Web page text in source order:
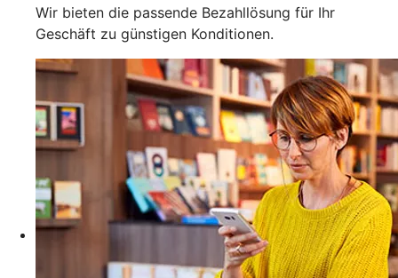
Wir bieten die passende Bezahllösung für Ihr
Geschäft zu günstigen Konditionen.